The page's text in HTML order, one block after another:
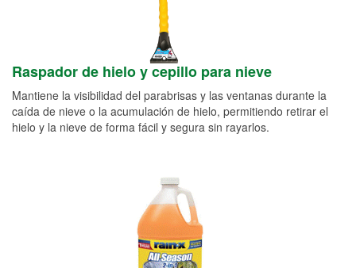
Raspador de hielo y cepillo para nieve
Mantiene la visibilidad del parabrisas y las ventanas durante la
caída de nieve o la acumulación de hielo, permitiendo retirar el
hielo y la nieve de forma fácil y segura sin rayarlos.